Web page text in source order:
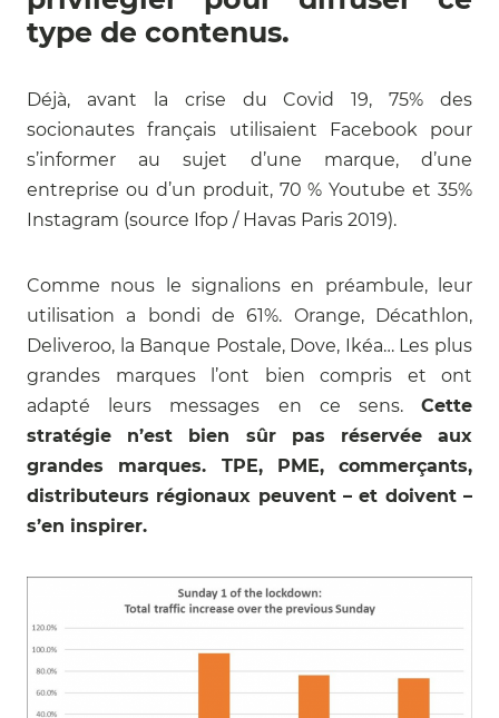
type de contenus.
Déjà, avant la crise du Covid 19, 75% des
socionautes français utilisaient Facebook pour
s’informer au sujet d’une marque, d’une
entreprise ou d’un produit, 70 % Youtube et 35%
Instagram (source Ifop / Havas Paris 2019).
Comme nous le signalions en préambule, leur
utilisation a bondi de 61%. Orange, Décathlon,
Deliveroo, la Banque Postale, Dove, Ikéa… Les plus
grandes marques l’ont bien compris et ont
adapté leurs messages en ce sens. Cette
stratégie n’est bien sûr pas réservée aux
grandes marques. TPE, PME, commerçants,
distributeurs régionaux peuvent – et doivent –
s’en inspirer.